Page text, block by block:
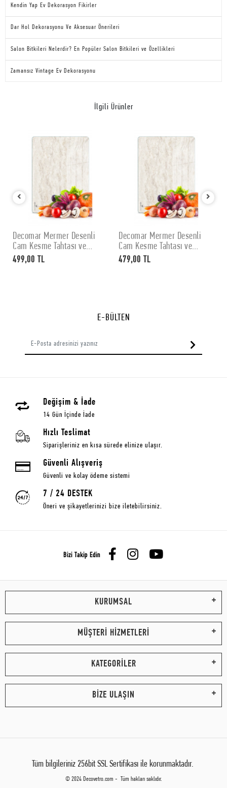
Kendin Yap Ev Dekorasyon Fikirler
Dar Hol Dekorasyonu Ve Aksesuar Önerileri
Salon Bitkileri Nelerdir? En Popüler Salon Bitkileri ve Özellikleri
Zamansız Vintage Ev Dekorasyonu
İlgili Ürünler
SEPETE EKLE
Decomar Mermer Desenli
Cam Kesme Tahtası ve
Sunumluk 30 x 40 cm
499,00 TL
SEPETE EKLE
Decomar Mermer Desenli
Cam Kesme Tahtası ve
Sunumluk 25 x 35 cm
479,00 TL
E-BÜLTEN
Değişim & İade
14 Gün İçinde İade
Hızlı Teslimat
Siparişleriniz en kısa sürede elinize ulaşır.
Güvenli Alışveriş
Güvenli ve kolay ödeme sistemi
7 / 24 DESTEK
Öneri ve şikayetlerinizi bize iletebilirsiniz.
Bizi Takip Edin
KURUMSAL
MÜŞTERİ HİZMETLERİ
KATEGORİLER
BİZE ULAŞIN
Tüm bilgileriniz 256bit SSL Sertifikası ile korunmaktadır.
© 2024 Decovetro.com - Tüm hakları saklıdır.